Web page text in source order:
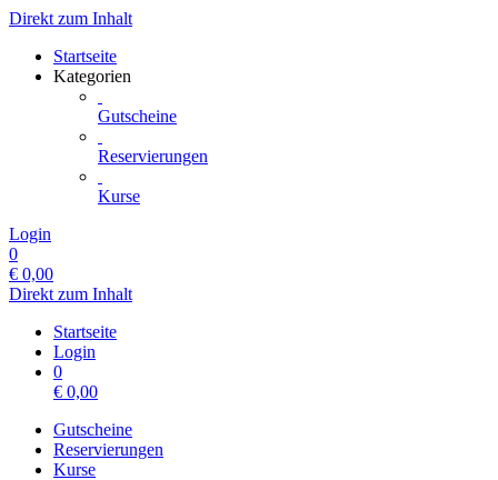
Direkt zum Inhalt
Startseite
Kategorien
Gutscheine
Reservierungen
Kurse
Login
0
€ 0,00
Direkt zum Inhalt
Startseite
Login
0
€ 0,00
Gutscheine
Reservierungen
Kurse